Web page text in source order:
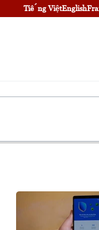
Tiếng ViệtEnglish